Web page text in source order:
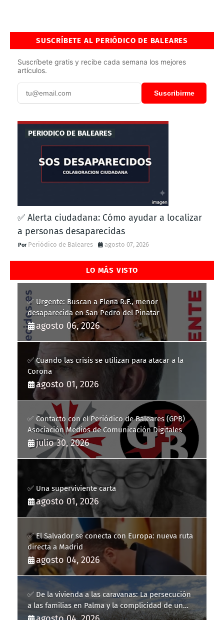
SUSCRÍBETE AL PERIÓDICO DE BALEARES
Suscríbete gratis y recibe cada semana los mejores
artículos.
Suscribirme
PERIODICO DE BALEARES
✅ Alerta ciudadana: Cómo ayudar a localizar
a personas desaparecidas
Periódico de Baleares agosto 07, 2026
LO MÁS VISTO
✅ Urgente: Buscan a Elena R.F., menor
desaparecida en San Pedro del Pinatar
agosto 06, 2026
✅ Cuando las crisis se utilizan para atacar a la
Corona
agosto 01, 2026
✅ Contacto con el Periódico de Baleares (GPB)
Asociación Medios de Comunicación Digitales
julio 30, 2026
✅ Una superviviente carta
agosto 01, 2026
✅ El Salvador se conecta con Europa: nueva ruta
directa a Madrid
agosto 04, 2026
✅ De la vivienda a las caravanas: La persecución
a las familias en Palma y la complicidad de un
fracaso heredado